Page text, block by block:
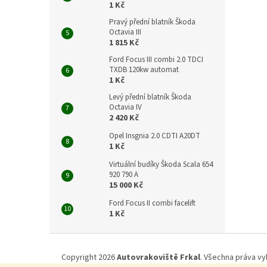
1 Kč
Pravý přední blatník Škoda
Octavia III
1 815 Kč
Ford Focus III combi 2.0 TDCI
TXDB 120kw automat
1 Kč
Levý přední blatník Škoda
Octavia IV
2 420 Kč
Opel Insgnia 2.0 CDTI A20DT
1 Kč
Virtuální budíky Škoda Scala 654
920 790 A
15 000 Kč
Ford Focus II combi facelift
1 Kč
Copyright 2026Autovrakoviště Frkal. Všechna práva